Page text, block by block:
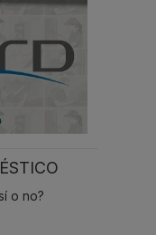
o no?